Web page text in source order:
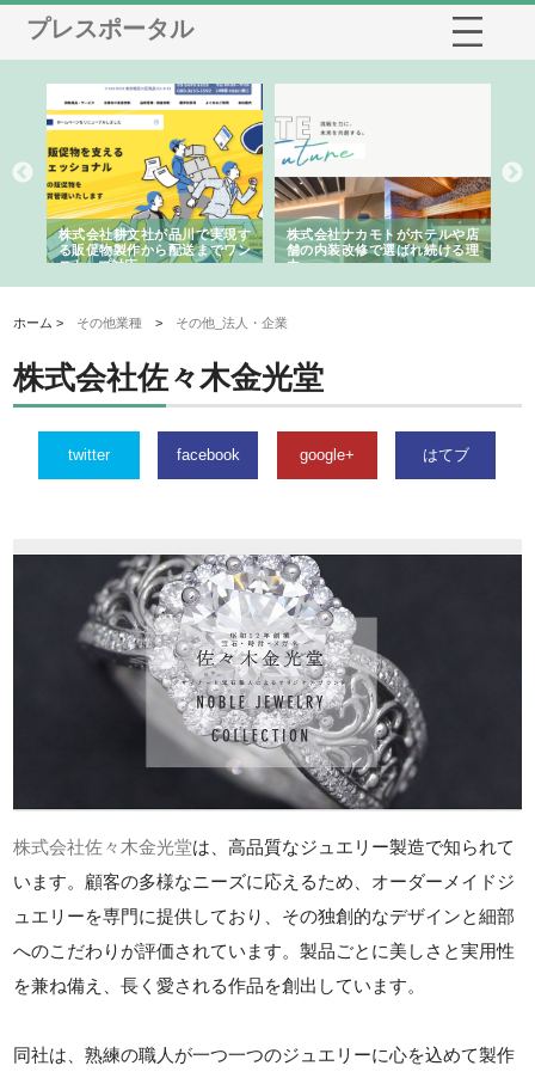
プレスポータル
株式会社耕文社が品川で実現す
る販促物製作から配送までワン
ストップ対応
株式会社ナカモトがホテルや店
舗の内装改修で選ばれ続ける理
由
ホーム > その他業種 > その他_法人・企業
株式会社佐々木金光堂
twitter facebook google+ はてブ
株式会社佐々木金光堂は、高品質なジュエリー製造で知られて
います。顧客の多様なニーズに応えるため、オーダーメイドジ
ュエリーを専門に提供しており、その独創的なデザインと細部
へのこだわりが評価されています。製品ごとに美しさと実用性
を兼ね備え、長く愛される作品を創出しています。
同社は、熟練の職人が一つ一つのジュエリーに心を込めて製作